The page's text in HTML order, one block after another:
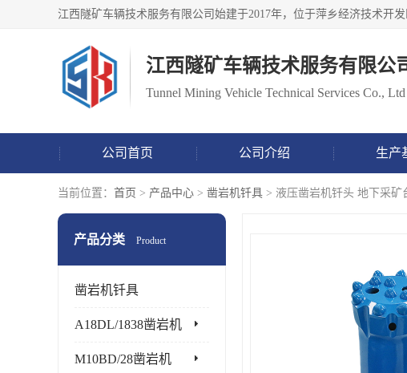
江西隧矿车辆技术服务有限公
Tunnel Mining Vehicle Technical Services Co., Ltd
公司首页 公司介绍 生产
当前位置： 首页 > 产品中心 > 凿岩机钎具 > 液压凿岩机钎头 地下采
产品分类 Product
凿岩机钎具
A18DL/1838凿岩机
M10BD/28凿岩机